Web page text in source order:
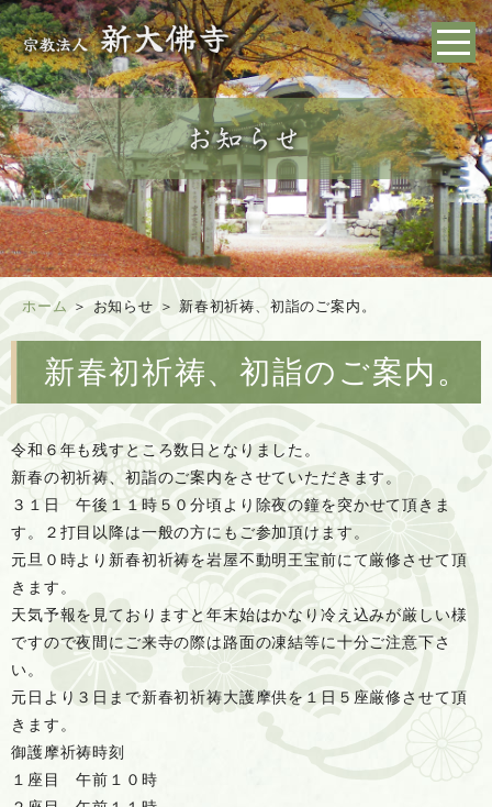
ホーム ＞ お知らせ ＞ 新春初祈祷、初詣のご案内。
新春初祈祷、初詣のご案内。
令和６年も残すところ数日となりました。
新春の初祈祷、初詣のご案内をさせていただきます。
３１日 午後１１時５０分頃より 除夜の鐘を突かせて頂きま
す。２打目以降は一般の方にもご参加頂けます。
元旦０時より新春初祈祷を岩屋不動明王宝前にて厳修させて頂
きます。
天気予報を見ておりますと年末始はかなり冷え込みが厳しい様
ですので夜間にご来寺の際は路面の凍結等に十分ご注意下さ
い。
元日より３日まで新春初祈祷大護摩供を１日５座厳修させて頂
きます。
御護摩祈祷時刻
１座目 午前１０時